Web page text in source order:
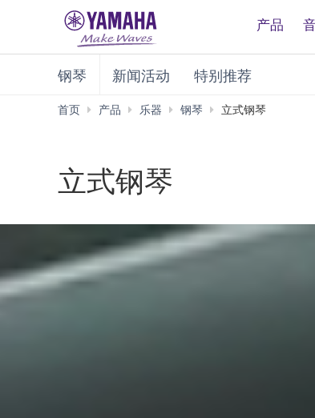
产品
钢琴 新闻活动 特别推荐
首页 产品 乐器 钢琴 立式钢琴
立式钢琴